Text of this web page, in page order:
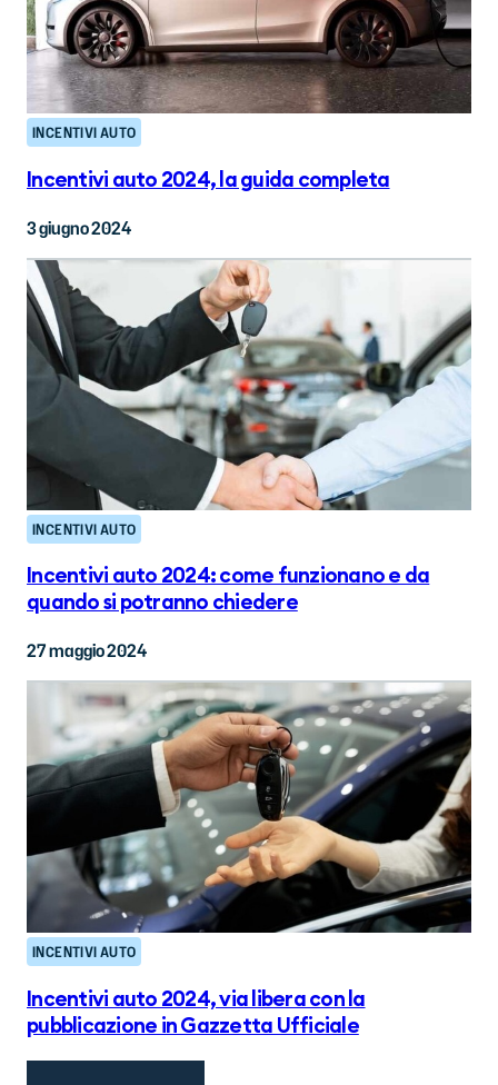
INCENTIVI AUTO
Incentivi auto 2024, la guida completa
3 giugno 2024
INCENTIVI AUTO
Incentivi auto 2024: come funzionano e da
quando si potranno chiedere
27 maggio 2024
INCENTIVI AUTO
Incentivi auto 2024, via libera con la
pubblicazione in Gazzetta Ufficiale